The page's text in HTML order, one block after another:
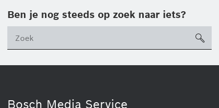
Ben je nog steeds op zoek naar iets?
Bosch Media Service